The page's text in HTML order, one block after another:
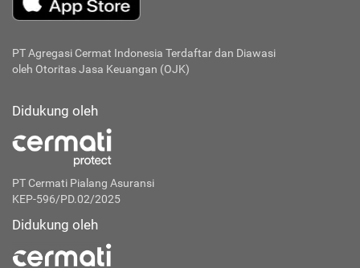
PT Agregasi Cermat Indonesia Terdaftar dan Diawasi
oleh Otoritas Jasa Keuangan (OJK)
Didukung oleh
PT Cermati Pialang Asuransi
KEP-596/PD.02/2025
Didukung oleh